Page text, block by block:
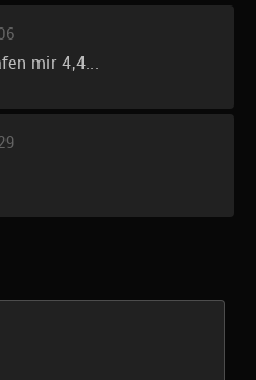
mir 4,4...